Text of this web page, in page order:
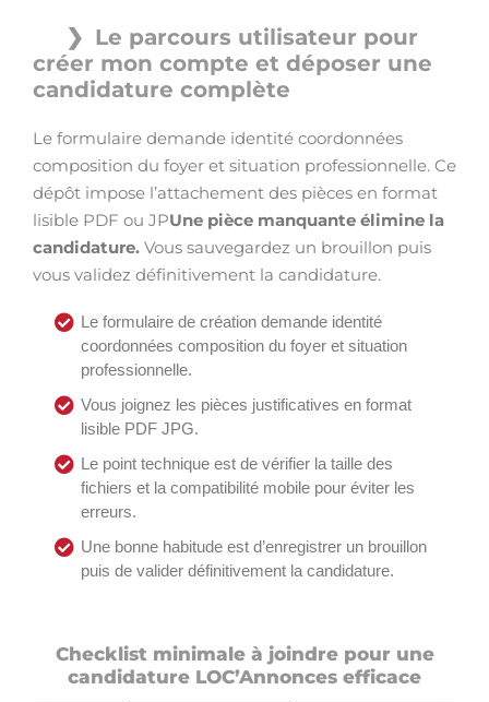
Le parcours utilisateur pour
créer mon compte et déposer une
candidature complète
Le formulaire demande identité coordonnées
composition du foyer et situation professionnelle. Ce
dépôt impose l’attachement des pièces en format
lisible PDF ou JPUne pièce manquante élimine la
candidature. Vous sauvegardez un brouillon puis
vous validez définitivement la candidature.
Le formulaire de création demande identité
coordonnées composition du foyer et situation
professionnelle.
Vous joignez les pièces justificatives en format
lisible PDF JPG.
Le point technique est de vérifier la taille des
fichiers et la compatibilité mobile pour éviter les
erreurs.
Une bonne habitude est d’enregistrer un brouillon
puis de valider définitivement la candidature.
Checklist minimale à joindre pour une
candidature LOC’Annonces efficace